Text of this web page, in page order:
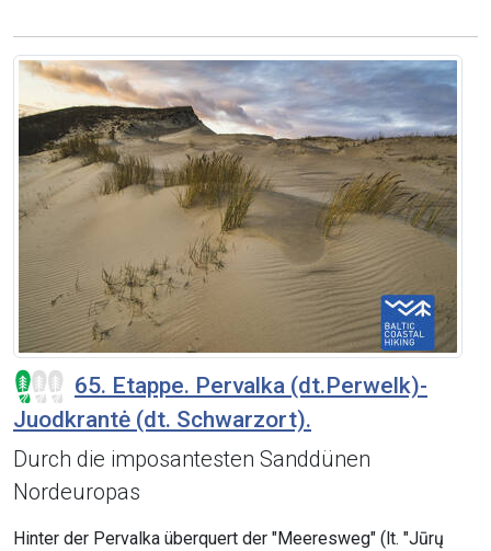
65. Etappe. Pervalka (dt.Perwelk)-
Juodkrantė (dt. Schwarzort).
Durch die imposantesten Sanddünen
Nordeuropas
Hinter der Pervalka überquert der "Meeresweg" (lt. "Jūrų